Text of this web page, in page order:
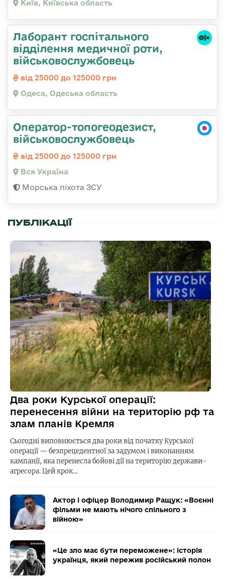
Київ, Київська область
Лаборант госпітального
відділення медичної роти,
військовослужбовець
від 25000 до 125000 грн
Одеса, Одеська область
Оператор-топогеодезист,
військовослужбовець
від 25000 до 125000 грн
Вся Україна
Морська піхота ЗСУ
ПУБЛІКАЦІЇ
Два роки Курської операції:
перенесення війни на територію рф та
злам планів Кремля
Сьогодні виповнюється два роки від початку Курської
операції — безпрецедентної за задумом і виконанням
кампанії, яка перенесла бойові дії на територію держави-
агресора. Цей крок…
Актор і офіцер Володимир Ращук: «Воєнні
фільми не мають нічого спільного з
війною»
«Це зло має бути переможене»: історія
українця, який пережив російський полон